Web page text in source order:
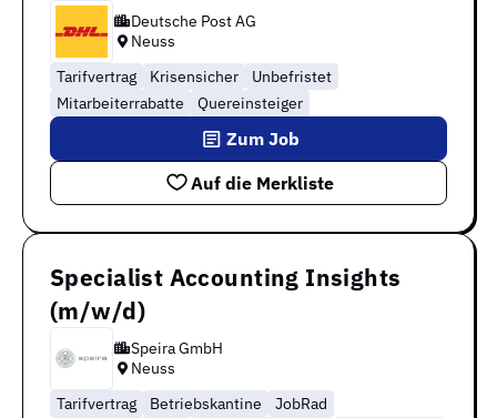
Deutsche Post AG
Neuss
Tarifvertrag
Krisensicher
Unbefristet
Mitarbeiterrabatte
Quereinsteiger
Auf die Merkliste
Zum Job
Specialist Accounting Insights
(m/w/d)
Speira GmbH
Neuss
Tarifvertrag
Betriebskantine
JobRad